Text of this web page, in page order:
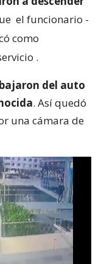
el funcionario -
como
.
del auto
. Así quedó
una cámara de